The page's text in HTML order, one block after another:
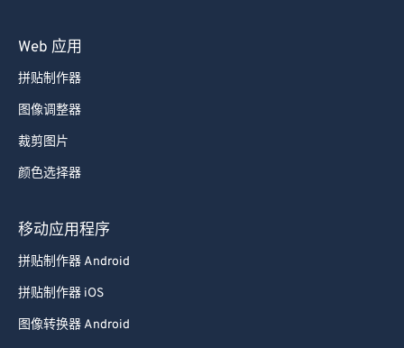
Web 应用
拼贴制作器
图像调整器
裁剪图片
颜色选择器
移动应用程序
拼贴制作器 Android
拼贴制作器 iOS
图像转换器 Android